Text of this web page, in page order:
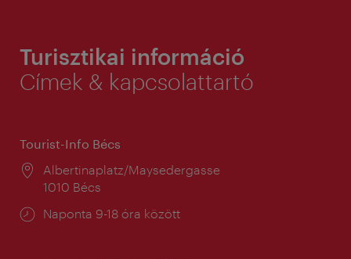
Turisztikai információ
Címek & kapcsolattartó
Tourist-Info Bécs
Helyszín:
Albertinaplatz/Maysedergasse
1010 Bécs
Nyitva
Naponta 9-18 óra között